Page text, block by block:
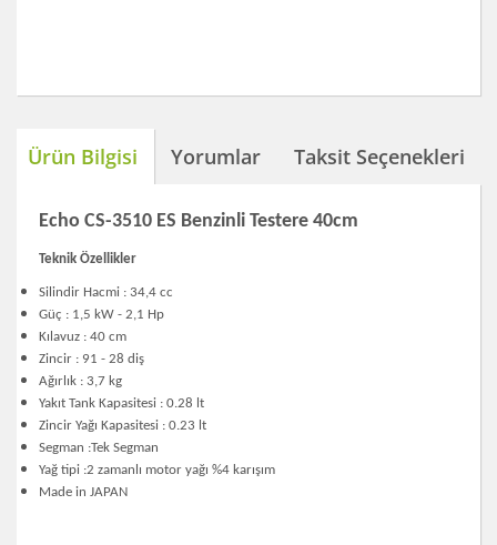
Ürün Bilgisi Yorumlar Taksit Seçenekleri
Echo CS-3510 ES Benzinli Testere 40cm
Teknik Özellikler
Silindir Hacmi : 34,4 cc
Güç : 1,5 kW - 2,1 Hp
Kılavuz : 40 cm
Zincir : 91 - 28 diş
Ağırlık : 3,7 kg
Yakıt Tank Kapasitesi : 0.28 lt
Zincir Yağı Kapasitesi : 0.23 lt
Segman :Tek Segman
Yağ tipi :2 zamanlı motor yağı %4 karışım
Made in JAPAN